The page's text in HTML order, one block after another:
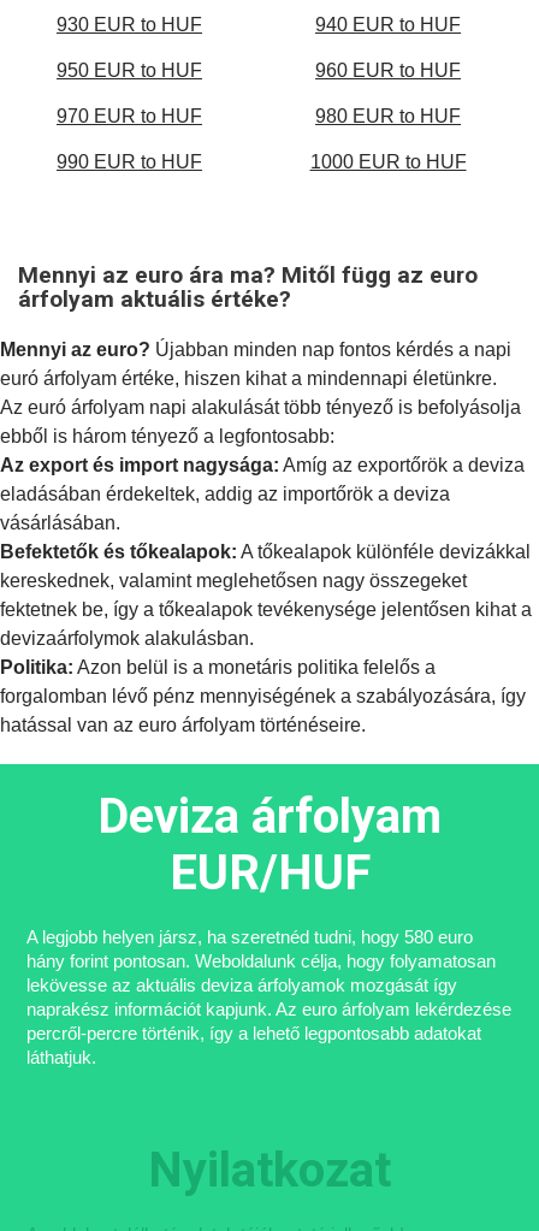
930 EUR to HUF 940 EUR to HUF
950 EUR to HUF 960 EUR to HUF
970 EUR to HUF 980 EUR to HUF
990 EUR to HUF 1000 EUR to HUF
Mennyi az euro ára ma? Mitől függ az euro
árfolyam aktuális értéke?
Mennyi az euro? Újabban minden nap fontos kérdés a napi
euró árfolyam értéke, hiszen kihat a mindennapi életünkre.
Az euró árfolyam napi alakulását több tényező is befolyásolja
ebből is három tényező a legfontosabb:
Az export és import nagysága: Amíg az exportőrök a deviza
eladásában érdekeltek, addig az importőrök a deviza
vásárlásában.
Befektetők és tőkealapok: A tőkealapok különféle devizákkal
kereskednek, valamint meglehetősen nagy összegeket
fektetnek be, így a tőkealapok tevékenysége jelentősen kihat a
devizaárfolymok alakulásban.
Politika: Azon belül is a monetáris politika felelős a
forgalomban lévő pénz mennyiségének a szabályozására, így
hatással van az euro árfolyam történéseire.
Deviza árfolyam
EUR/HUF
A legjobb helyen jársz, ha szeretnéd tudni, hogy 580 euro
hány forint pontosan. Weboldalunk célja, hogy folyamatosan
lekövesse az aktuális deviza árfolyamok mozgását így
naprakész információt kapjunk. Az euro árfolyam lekérdezése
percről-percre történik, így a lehető legpontosabb adatokat
láthatjuk.
Nyilatkozat